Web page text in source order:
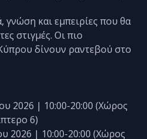
γνώση και εμπειρίες που θα
στιγμές. Οι πιο
δίνουν ραντεβού στο
2026 | 10:00-20:00 (Χώρος
6)
2026 | 10:00-20:00 (Χώρος